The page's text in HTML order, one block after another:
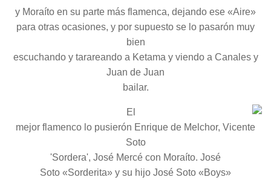
y Moraíto en su parte más flamenca, dejando ese «Aire»
para otras ocasiones, y por supuesto se lo pasarón muy
bien
escuchando y tarareando a Ketama y viendo a Canales y
Juan de Juan
bailar.
El
mejor flamenco lo pusierón Enrique de Melchor, Vicente
Soto
'Sordera', José Mercé con Moraíto. José
Soto «Sorderita» y su hijo José Soto «Boys»